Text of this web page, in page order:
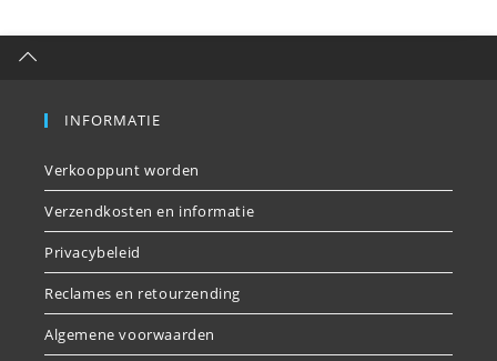
INFORMATIE
Verkooppunt worden
Verzendkosten en informatie
Privacybeleid
Reclames en retourzending
Algemene voorwaarden